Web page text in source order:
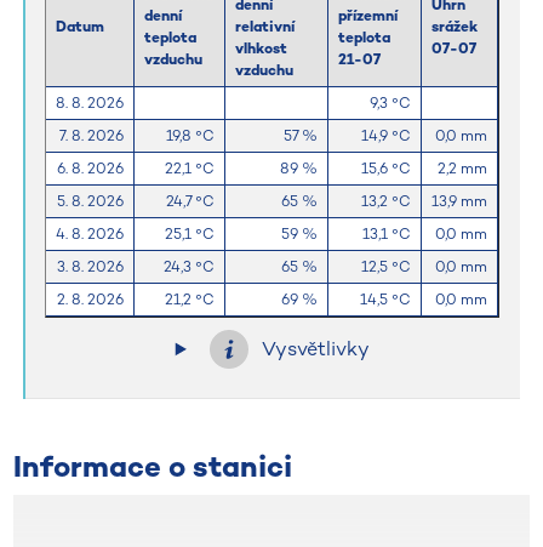
Datum
denní
teplota
vzduchu
denní
relativní
vlhkost
vzduchu
přízemní
teplota
21-07
Úhrn
srážek
07-07
8. 8. 2026
9,3 °C
7. 8. 2026
19,8 °C 57 % 14,9 °C
0,0 mm
6. 8. 2026
22,1 °C 89 % 15,6 °C
2,2 mm
5. 8. 2026
24,7 °C 65 % 13,2 °C
13,9 mm
4. 8. 2026
25,1 °C 59 % 13,1 °C
0,0 mm
3. 8. 2026
24,3 °C 65 % 12,5 °C
0,0 mm
2. 8. 2026
21,2 °C 69 % 14,5 °C 0,0 mm
Vysvětlivky
Informace o stanici